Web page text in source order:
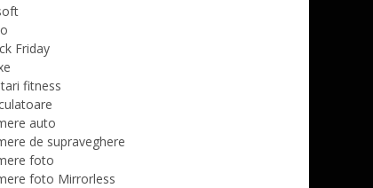
Friday
fitness
auto
de supraveghere
foto
foto Mirrorless